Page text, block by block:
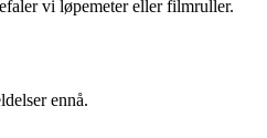
vi løpemeter eller filmruller.
ennå.